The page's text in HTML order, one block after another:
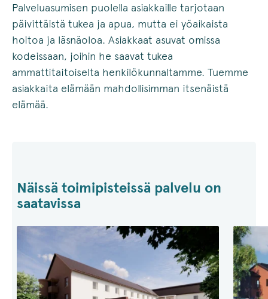
Palveluasumisen puolella asiakkaille tarjotaan
päivittäistä tukea ja apua, mutta ei yöaikaista
hoitoa ja läsnäoloa. Asiakkaat asuvat omissa
kodeissaan, joihin he saavat tukea
ammattitaitoiselta henkilökunnaltamme. Tuemme
asiakkaita elämään mahdollisimman itsenäistä
elämää.
Näissä toimipisteissä palvelu on
saatavissa